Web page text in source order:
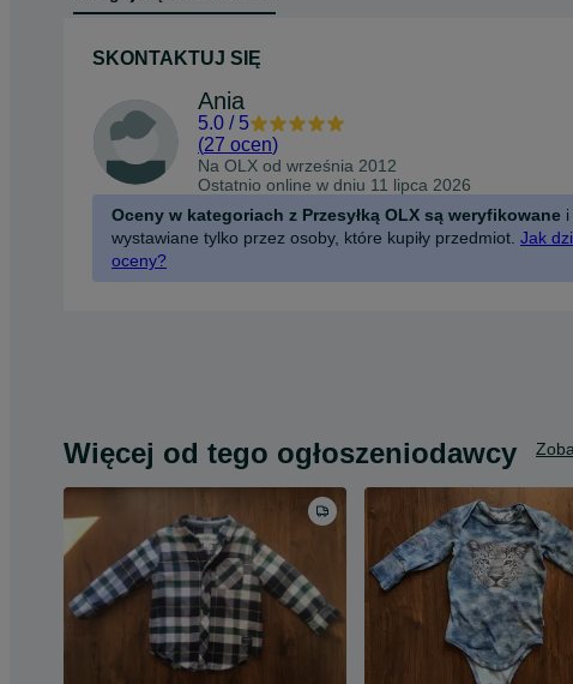
SKONTAKTUJ SIĘ
Ania
5.0 / 5
(27 ocen)
Na OLX od września 2012
Ostatnio online w dniu 11 lipca 2026
Oceny w kategoriach z Przesyłką OLX są weryfikowane i
wystawiane tylko przez osoby, które kupiły przedmiot. Jak
oceny?
Więcej od tego ogłoszeniodawcy